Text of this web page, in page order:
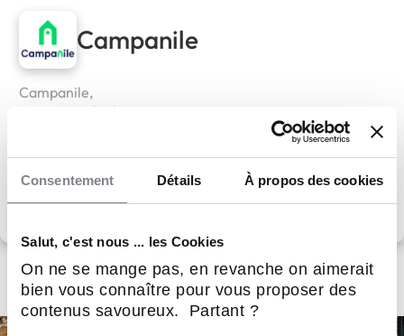
Consentement Détails À propos des cookies
Salut, c'est nous ... les Cookies
On ne se mange pas, en revanche on aimerait
bien vous connaître pour vous proposer des
contenus savoureux. Partant ?
Campanile
Campanile,
La maison des bons moments
Apport personnel :1 000 000 €
Découvrir le réseau